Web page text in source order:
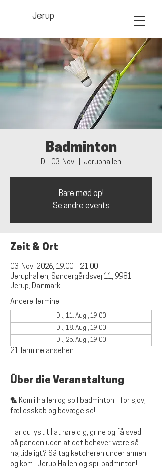
Jerup
Badminton
Di., 03. Nov. Jeruphallen
Bare mød op!
Se andre events
Zeit & Ort
03. Nov. 2026, 19:00 – 21:00
Jeruphallen, Søndergårdsvej 11, 9981
Jerup, Danmark
Andere Termine
Di., 11. Aug., 19:00
Di., 18. Aug., 19:00
Di., 25. Aug., 19:00
21 Termine ansehen
Über die Veranstaltung
🏸 Kom i hallen og spil badminton - for sjov,
fællesskab og bevægelse!
Har du lyst til at røre dig, grine og få sved
på panden uden at det behøver være så
højtideligt? Så tag ketcheren under armen
og kom i Jerup Hallen og spil badminton!